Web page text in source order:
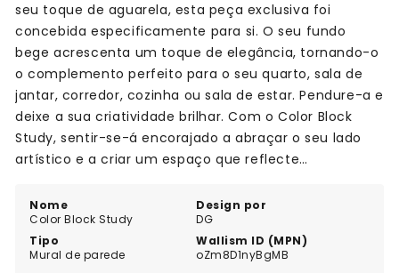
Nome
Color Block Study
Design por
DG
Tipo
Mural de parede
Wallism ID (MPN)
oZm8D1nyBgMB
seu toque de aguarela, esta peça exclusiva foi
concebida especificamente para si. O seu fundo
bege acrescenta um toque de elegância, tornando-o
o complemento perfeito para o seu quarto, sala de
jantar, corredor, cozinha ou sala de estar. Pendure-a e
deixe a sua criatividade brilhar. Com o Color Block
Study, sentir-se-á encorajado a abraçar o seu lado
artístico e a criar um espaço que reflecte
oportunidade criativa - encomende o seu hoje
mesmo!